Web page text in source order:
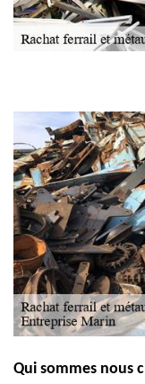
Qui sommes nous